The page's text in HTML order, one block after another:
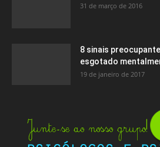
31 de março de 2016
8 sinais
esgotado
19 de janeiro de 2017